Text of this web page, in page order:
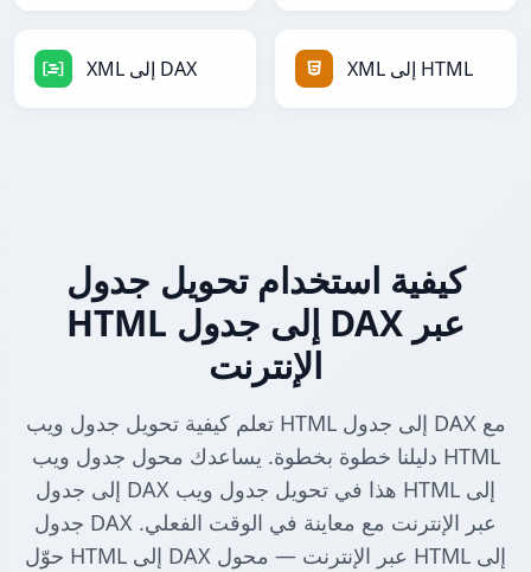
XML إلى DAX XML إلى HTML
كيفية استخدام تحويل جدول
HTML إلى جدول DAX عبر
الإنترنت
تعلم كيفية تحويل جدول ويب HTML إلى جدول DAX مع
دليلنا خطوة بخطوة. يساعدك محول جدول ويب HTML
إلى جدول DAX هذا في تحويل جدول ويب HTML إلى
جدول DAX عبر الإنترنت مع معاينة في الوقت الفعلي.
حوّل HTML إلى DAX عبر الإنترنت — محول HTML إلى